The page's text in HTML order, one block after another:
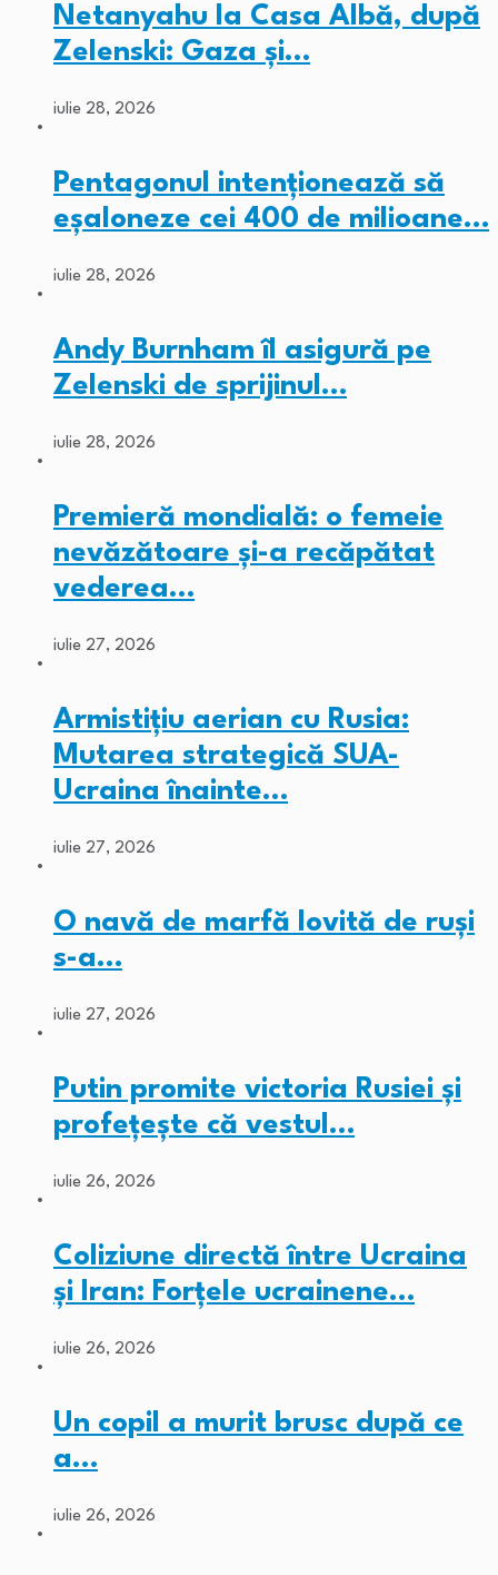
Netanyahu la Casa Albă, după
Zelenski: Gaza și…
iulie 28, 2026
Pentagonul intenționează să
eșaloneze cei 400 de milioane…
iulie 28, 2026
Andy Burnham îl asigură pe
Zelenski de sprijinul…
iulie 28, 2026
Premieră mondială: o femeie
nevăzătoare și-a recăpătat
vederea…
iulie 27, 2026
Armistițiu aerian cu Rusia:
Mutarea strategică SUA-
Ucraina înainte…
iulie 27, 2026
O navă de marfă lovită de ruși
s-a…
iulie 27, 2026
Putin promite victoria Rusiei și
profețește că vestul…
iulie 26, 2026
Coliziune directă între Ucraina
și Iran: Forțele ucrainene…
iulie 26, 2026
Un copil a murit brusc după ce
a…
iulie 26, 2026